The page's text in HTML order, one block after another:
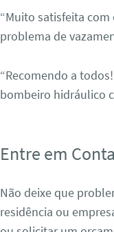
“Muito satisfeita
problema de
“Recomendo a
bombeiro hidráulico
Entre em
Não deixe que
residência ou